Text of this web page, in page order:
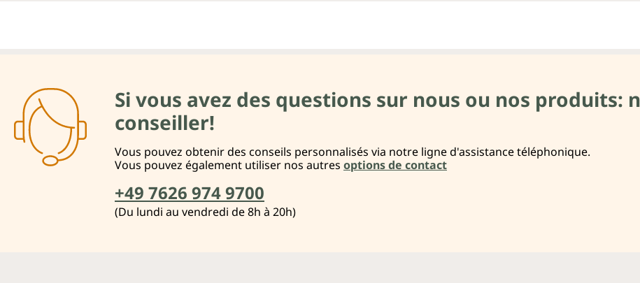
Si vous avez des questions sur nous ou nos produits:
conseiller!
Vous pouvez obtenir des conseils personnalisés via notre ligne d'assistance téléphonique.
Vous pouvez également utiliser nos autres options de contact
+49 7626 974 9700
(Du lundi au vendredi de 8h à 20h)